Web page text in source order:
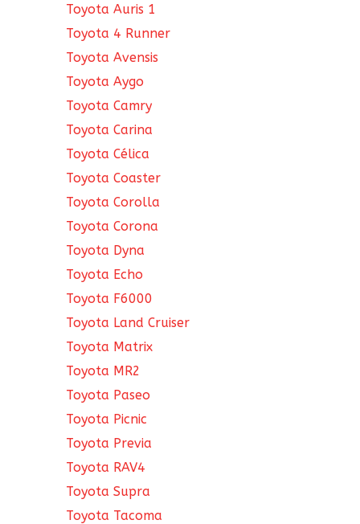
Toyota Auris 1
Toyota 4 Runner
Toyota Avensis
Toyota Aygo
Toyota Camry
Toyota Carina
Toyota Célica
Toyota Coaster
Toyota Corolla
Toyota Corona
Toyota Dyna
Toyota Echo
Toyota F6000
Toyota Land Cruiser
Toyota Matrix
Toyota MR2
Toyota Paseo
Toyota Picnic
Toyota Previa
Toyota RAV4
Toyota Supra
Toyota Tacoma